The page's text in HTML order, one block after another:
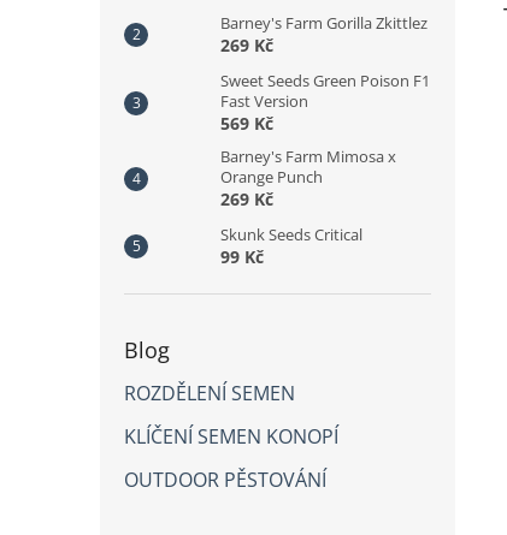
Barney's Farm Gorilla Zkittlez
269 Kč
Sweet Seeds Green Poison F1
Fast Version
569 Kč
Barney's Farm Mimosa x
Orange Punch
269 Kč
Skunk Seeds Critical
99 Kč
Blog
ROZDĚLENÍ SEMEN
KLÍČENÍ SEMEN KONOPÍ
OUTDOOR PĚSTOVÁNÍ